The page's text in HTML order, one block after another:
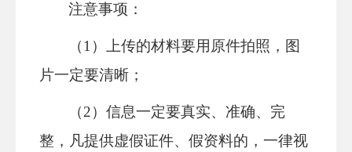
注意事项：
（1）上传的材料要用原件拍照 ，图
片一定要清晰；
（2）信息一定要真实、准确、完
整，凡提供虚假证件、 假资料的，一律视